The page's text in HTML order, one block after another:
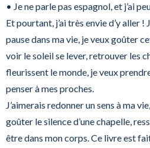
• Je ne parle pas espagnol, et j’ai
Et pourtant, j’ai très envie d’y aller !
pause dans ma vie, je veux goûter
voir le soleil se lever, retrouver les
fleurissent le monde, je veux
penser à mes proches.
J’aimerais redonner un sens à ma
goûter le silence d’une chapelle,
être dans mon corps. Ce livre est